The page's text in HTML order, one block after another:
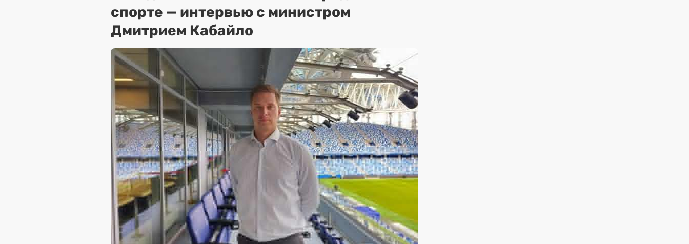
спорте — интервью с министром
Дмитрием Кабайло